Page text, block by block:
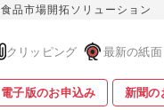
食品市場開拓ソリューション
クリッピング 最新の紙面
電子版のお申込み 新聞の